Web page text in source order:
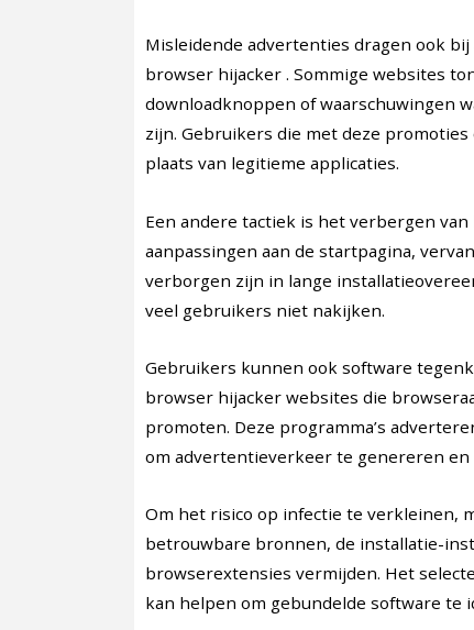
Misleidende advertenties dragen ook
browser hijacker . Sommige websites
downloadknoppen of waarschuwingen
zijn. Gebruikers die met deze
plaats van legitieme applicaties.
Een andere tactiek is het verbergen
aanpassingen aan de startpagina,
verborgen zijn in lange
veel gebruikers niet nakijken.
Gebruikers kunnen ook software
browser hijacker websites die
promoten. Deze programma’s
om advertentieverkeer te genereren en
Om het risico op infectie te verkleinen,
betrouwbare bronnen, de installatie-
browserextensies vermijden. Het
kan helpen om gebundelde software te